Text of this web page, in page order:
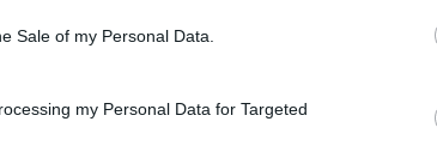
Sale of my Personal Data.
my Personal Data for Targeted
A
A